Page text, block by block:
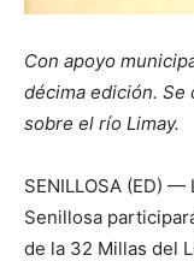
Con apoyo
décima edición. Se
sobre el río Limay.
SENILLOSA (ED)
Senillosa
de la 32 Millas del